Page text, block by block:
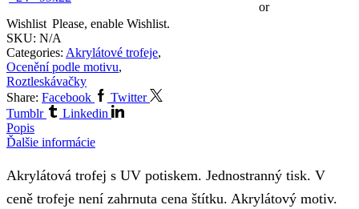
or
Wishlist Please, enable Wishlist.
SKU: N/A
Categories: Akrylátové trofeje,
Ocenění podle motivu,
Roztleskávačky
Share: Facebook
Twitter
Tumblr
Linkedin
Popis
Ďalšie informácie
Akrylátová trofej s UV potiskem. Jednostranný tisk. V
ceně trofeje není zahrnuta cena štítku. Akrylátový motiv.